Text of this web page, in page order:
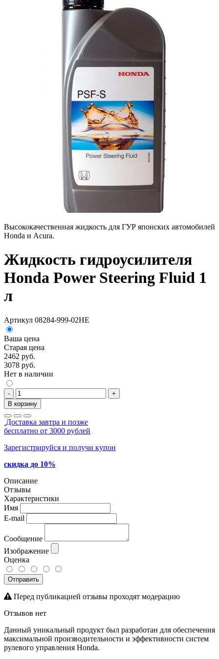
Высококачественная жидкость для ГУР японских автомобилей
Honda и Acura.
Жидкость гидроусилителя
Honda Power Steering Fluid 1
л
Артикул 08284-999-02HE
Ваша цена
Старая цена
2462 руб.
3078 руб.
Нет в наличии
-
+
В корзину
Доставка завтра и позже
бесплатно от 3000 рублей
Зарегистрируйся и получи купон
скидка до 10%
Описание
Отзывы
Характеристики
Имя
E-mail
Сообщение
Изображение
Оценка
Отправить
Перед публикацией отзывы проходят модерацию
Отзывов нет
Данный уникальный продукт был разработан для обеспечения
максимальной производительности и эффективности систем
рулевого управления Honda.